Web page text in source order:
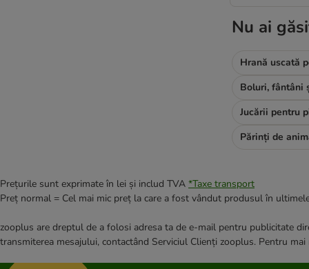
Nu ai
Hrană uscată
Jucării pentru
Prețurile sunt exprimate în lei și includ TVA *Taxe transport
Preț normal = Cel mai mic preț la care a fost vândut produsul în
zooplus are dreptul de a folosi adresa ta de e-mail pentru publicitate
transmiterea mesajului, contactând Serviciul Clienți zooplus. Pentru